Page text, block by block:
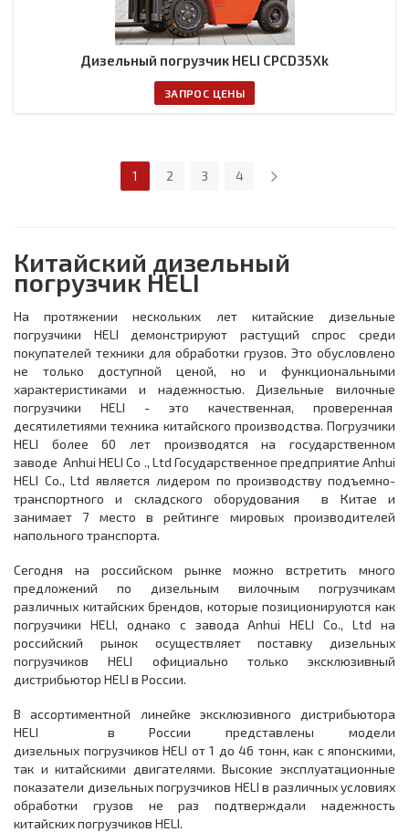
Дизельный погрузчик HELI CPCD35Xk
ЗАПРОС ЦЕНЫ
1 2 3 4
Китайский дизельный
погрузчик HELI
На протяжении нескольких лет китайские дизельные
погрузчики HELI демонстрируют растущий спрос среди
покупателей техники для обработки грузов. Это обусловлено
не только доступной ценой, но и функциональными
характеристиками и надежностью. Дизельные вилочные
погрузчики HELI - это качественная, проверенная
десятилетиями техника китайского производства. Погрузчики
HELI более 60 лет производятся на государственном
заводе Anhui HELI Co ., Ltd Государственное предприятие Anhui
HELI Co., Ltd является лидером по производству подъемно-
транспортного и складского оборудования в Китае и
занимает 7 место в рейтинге мировых производителей
напольного транспорта.
Сегодня на российском рынке можно встретить много
предложений по дизельным вилочным погрузчикам
различных китайских брендов, которые позиционируются как
погрузчики HELI, однако с завода Anhui HELI Co., Ltd на
российский рынок осуществляет поставку дизельных
погрузчиков HELI официально только эксклюзивный
дистрибьютор HELI в России.
В ассортиментной линейке эксклюзивного дистрибьютора
HELI в России представлены модели
дизельных погрузчиков HELI от 1 до 46 тонн, как с японскими,
так и китайскими двигателями. Высокие эксплуатационные
показатели дизельных погрузчиков HELI в различных условиях
обработки грузов не раз подтверждали надежность
китайских погрузчиков HELI.